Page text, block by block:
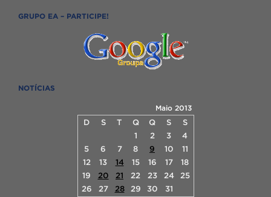
GRUPO EA – PARTICIPE!
NOTÍCIAS
Maio 2013
D S T Q Q S
S
1
2 3
4
5
6 7 8 9 10
11
12
13 14 15 16 17
18
19
20 21 22 23 24
25
26
27 28 29 30 31